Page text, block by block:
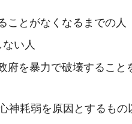
ことがなくなるまでの人
い人
を暴力で破壊するこ
神耗弱を原因とするもの